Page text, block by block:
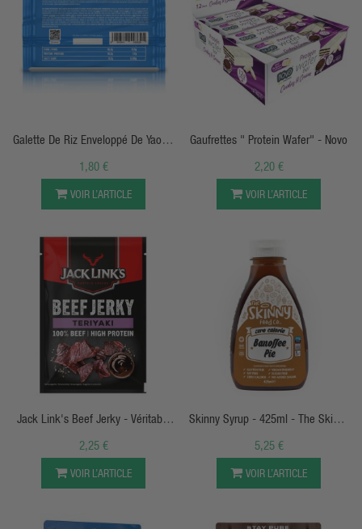
Galette De Riz Enveloppé De Yaourt
- 40g - Genius Nutrition
1,80 €
VOIR L’ARTICLE
APERÇU RAPIDE
Gaufrettes " Protein Wafer" - Novo
2,20 €
VOIR L’ARTICLE
APERÇU RAPIDE
Jack Link's Beef Jerky - Véritable
Boeuf Séché
2,25 €
VOIR L’ARTICLE
APERÇU RAPIDE
Skinny Syrup - 425ml - The Skinny
Food Co
5,25 €
VOIR L’ARTICLE